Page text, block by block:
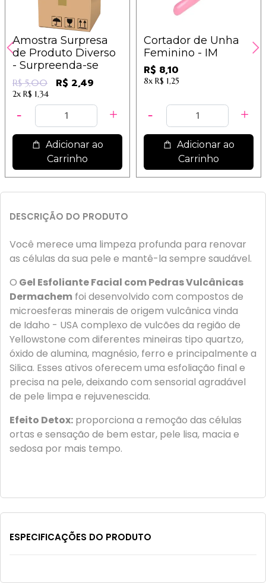
Amostra Surpresa
de Produto Diverso
- Surpreenda-se
R$ 5,00 R$ 2,49
2x R$ 1,34
Adicionar ao
Carrinho
Cortador de Unha
Feminino - IM
R$ 8,10
8x R$ 1,25
Adicionar ao
Carrinho
DESCRIÇÃO DO PRODUTO
Você merece uma limpeza profunda para renovar
as células da sua pele e mantê-la sempre saudável.
O Gel Esfoliante Facial com Pedras Vulcânicas
Dermachem foi desenvolvido com compostos de
microesferas minerais de origem vulcânica vinda
de Idaho - USA complexo de vulcões da região de
Yellowstone com diferentes mineiras tipo quartzo,
óxido de alumina, magnésio, ferro e principalmente a
Silica. Esses ativos oferecem uma esfoliação final e
precisa na pele, deixando com sensorial agradável
de pele limpa e rejuvenescida.
Efeito Detox: proporciona a remoção das células
ortas e sensação de bem estar, pele lisa, macia e
sedosa por mais tempo.
ESPECIFICAÇÕES DO PRODUTO